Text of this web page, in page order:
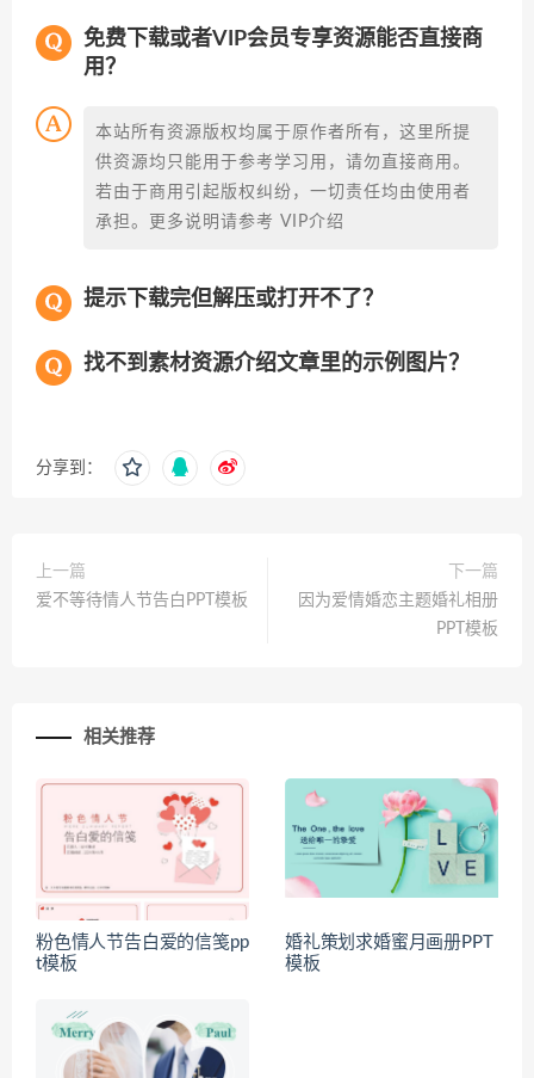
免费下载或者VIP会员专享资源能否直接商
用？
本站所有资源版权均属于原作者所有，这里所提
供资源均只能用于参考学习用，请勿直接商用。
若由于商用引起版权纠纷，一切责任均由使用者
承担。更多说明请参考 VIP介绍
提示下载完但解压或打开不了？
找不到素材资源介绍文章里的示例图片？
分享到：
上一篇
爱不等待情人节告白PPT模板
下一篇
因为爱情婚恋主题婚礼相册
PPT模板
相关推荐
粉色情人节告白爱的信笺pp
t模板
婚礼策划求婚蜜月画册PPT
模板